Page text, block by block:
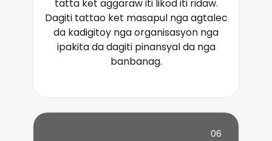
tatta ket aggaraw iti likod iti ridaw.
Dagiti tattao ket masapul nga agtalec
da kadigitoy nga organisasyon nga
ipakita da dagiti pinansyal da nga
banbanag.
06